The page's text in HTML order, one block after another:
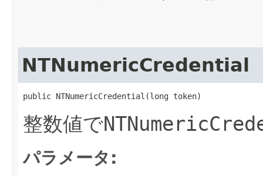
NTNumericCredential
public NTNumericCredential​(long token)
整数値で
パラメータ: